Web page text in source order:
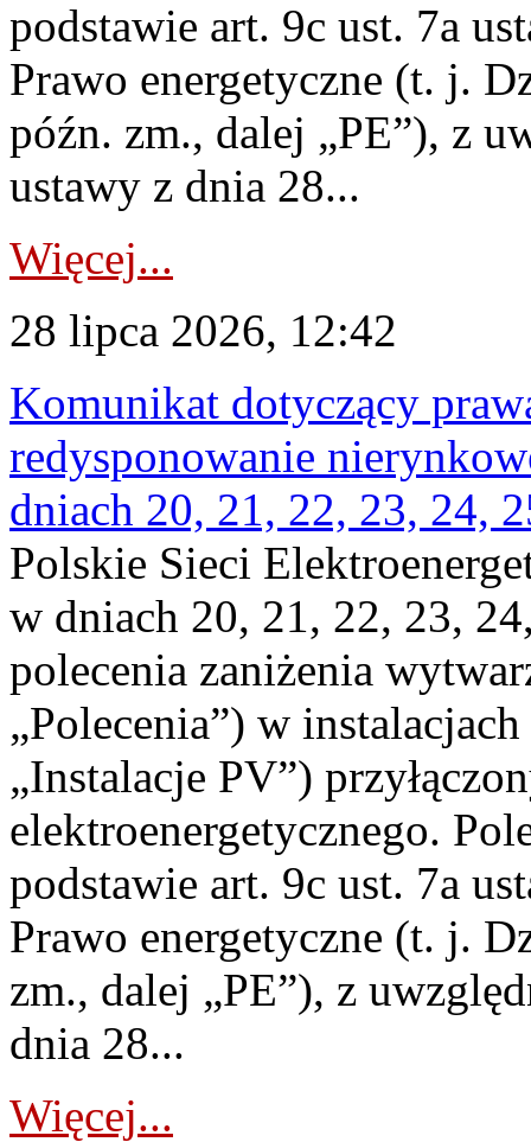
podstawie art. 9c ust. 7a
Prawo energetyczne (t. j.
późn. zm., dalej „PE”), z
ustawy z dnia 28...
Więcej...
28 lipca 2026, 12:42
Komunikat dotyczący
redysponowanie
dniach 20, 21, 22, 23, 24,
Polskie Sieci
w dniach 20, 21, 22, 23,
polecenia zaniżenia
„Polecenia”) w
„Instalacje PV”)
elektroenergetycznego.
podstawie art. 9c ust. 7a
Prawo energetyczne (t. j.
zm., dalej „PE”), z
dnia 28...
Więcej...